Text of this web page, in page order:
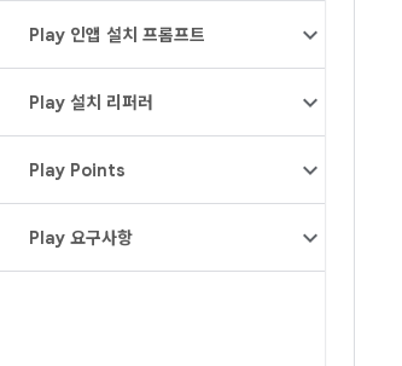
Play 인앱 설치 프롬프트
Play 설치 리퍼러
Play Points
Play 요구사항